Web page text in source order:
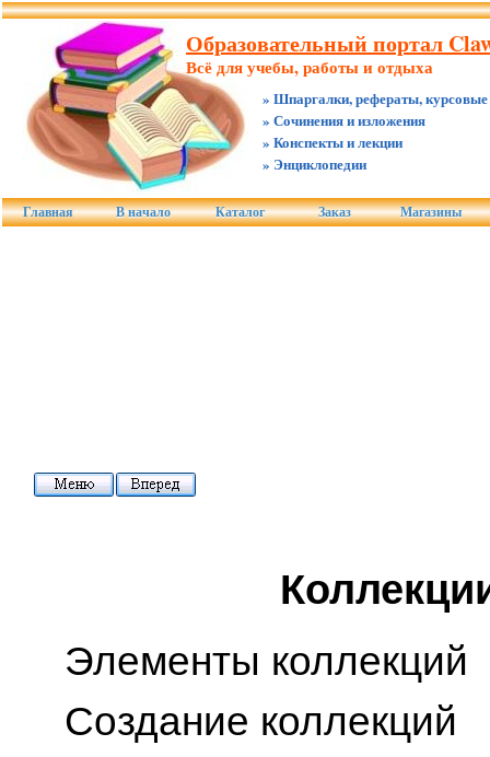
Образовательный портал
Всё для учебы, работы и отдыха
» Шпаргалки, рефераты, курсовые
» Сочинения и изложения
» Конспекты и лекции
» Энциклопедии
Главная В начало Каталог Заказ Магазины
Элементы коллекций
Создание коллекций